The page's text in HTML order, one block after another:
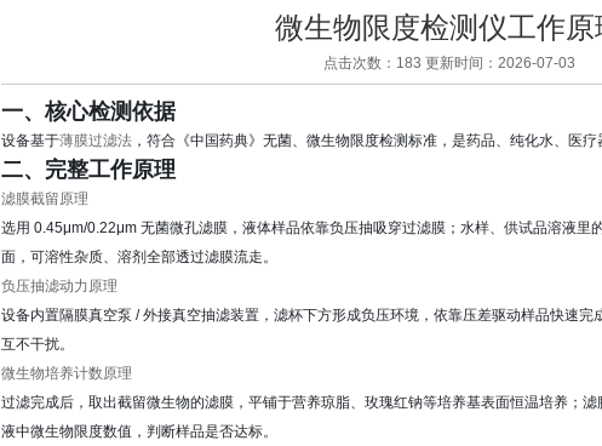
微生物限度检测仪工作原
点击次数：183 更新时间：2026-07-03
一、核心检测依据
设备基于薄膜过滤法 ，符合《中国药典》无菌、微生物限度检测标准，是药品、纯化水、医
二、完整工作原理
滤膜截留原理
选用 0.45μm/0.22μm 无菌微孔滤膜，液体样品依靠负压抽吸穿过滤膜；水样、供试品溶液里
面，可溶性杂质、溶剂全部透过滤膜流走。
负压抽滤动力原理
设备内置隔膜真空泵 / 外接真空抽滤装置，滤杯下方形成负压环境，依靠压差驱动样品快速
互不干扰。
微生物培养计数原理
过滤完成后，取出截留微生物的滤膜，平铺于营养琼脂、玫瑰红钠等培养基表面恒温培养；
液中微生物限度数值，判断样品是否达标。